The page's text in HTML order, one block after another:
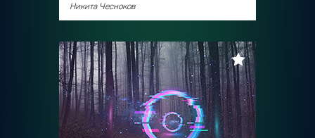
Никита Чесноков